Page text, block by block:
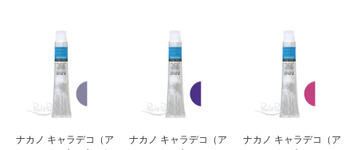
ナカノ キャラデコ（ア
ナカノ キャラデコ（ア
ナカノ キャラデコ（ア